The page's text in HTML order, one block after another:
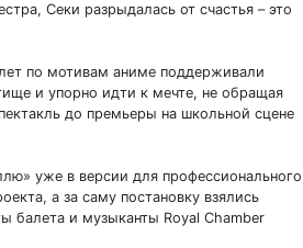
Секи разрыдалась от счастья – это
по мотивам аниме поддерживали
и упорно идти к мечте, не обращая
до премьеры на школьной сцене
уже в версии для профессионального
а за саму постановку взялись
балета и музыканты Royal Chamber